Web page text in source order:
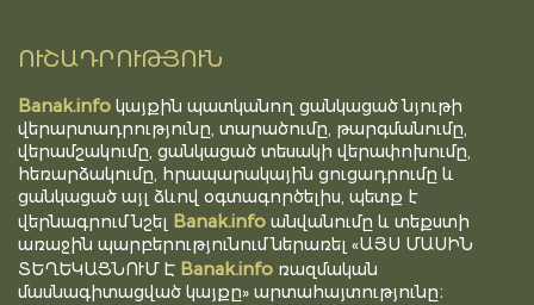
ՈՒՇԱԴՐՈՒԹՅՈՒՆ
Banak.info կայքին պատկանող ցանկացած նյութի
վերարտադրությունը, տարածումը, թարգմանումը,
վերամշակումը, ցանկացած տեսակի վերափոխումը,
հեռարձակումը, հրապարակային ցուցադրումը և
ցանկացած այլ ձևով օգտագործելիս, պետք է
վերնագրում նշել Banak.info անվանումը և տեքստի
առաջին պարբերությունում ներառել «ԱՅՍ ՄԱՍԻՆ
ՏԵՂԵԿԱՑՆՈՒՄ Է Banak.info ռազմական
մասնագիտացված կայքը» արտահայտությունը։